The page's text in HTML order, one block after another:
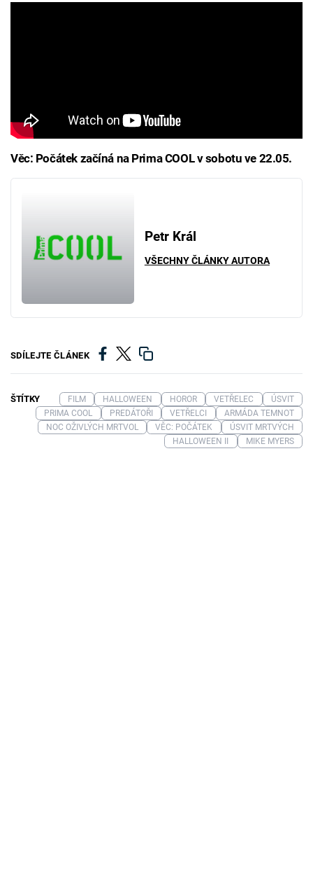
Věc: Počátek začíná na Prima COOL v sobotu ve 22.05.
Petr Král
VŠECHNY ČLÁNKY AUTORA
SDÍLEJTE ČLÁNEK
ŠTÍTKY FILM HALLOWEEN HOROR VETŘELEC
ÚSVIT
PRIMA COOL
PREDÁTOŘI VETŘELCI
ARMÁDA TEMNOT
NOC OŽIVLÝCH MRTVOL
VĚC: POČÁTEK
ÚSVIT MRTVÝCH
HALLOWEEN II
MIKE MYERS